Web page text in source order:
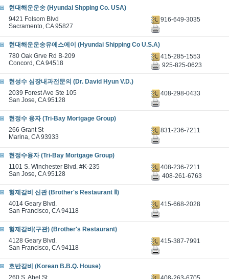
현대해운운송 (Hyundai Shpping Co. USA)
9421 Folsom Blvd
Sacramento, CA 95827
916-649-3035
현대해운운송유에스에이 (Hyundai Shipping Co U.S.A)
780 Oak Grve Rd B-209
Concord, CA 94518
415-285-1553
925-825-0623
현성수 심장내과전문의 (Dr. David Hyun V.D.)
2039 Forest Ave Ste 105
San Jose, CA 95128
408-298-0433
현정수 융자 (Tri-Bay Mortgage Group)
266 Grant St
Marina, CA 93933
831-236-7211
현정수융자 (Tri-Bay Mortgage Group)
1101 S. Winchester Blvd. #K-235
San Jose, CA 95128
408-236-7211
408-261-6763
형제갈비 신관 (Brother's Restaurant Ⅱ)
4014 Geary Blvd.
San Francisco, CA 94118
415-668-2028
형제갈비(구관) (Brother's Restaurant)
4128 Geary Blvd.
San Francisco, CA 94118
415-387-7991
호반갈비 (Korean B.B.Q. House)
260 S. Abel St.